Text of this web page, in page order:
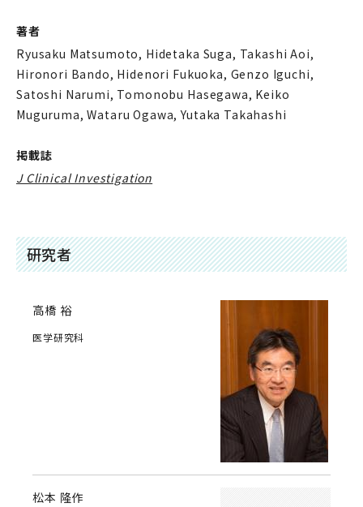
著者
Ryusaku Matsumoto, Hidetaka Suga, Takashi Aoi,
Hironori Bando, Hidenori Fukuoka, Genzo Iguchi,
Satoshi Narumi, Tomonobu Hasegawa, Keiko
Muguruma, Wataru Ogawa, Yutaka Takahashi
掲載誌
J Clinical Investigation
研究者
高橋 裕
医学研究科
松本 隆作